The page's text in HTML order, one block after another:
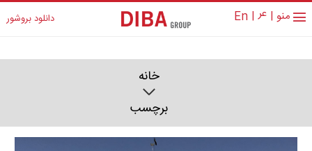
دانلود بروشور منو | عر |
En
خانه
برچسب